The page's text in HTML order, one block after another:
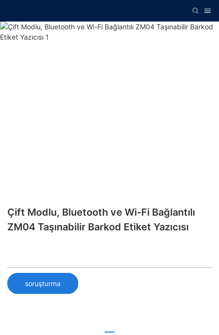
Çift Modlu, Bluetooth ve Wi-Fi Bağlantılı
ZM04 Taşınabilir Barkod Etiket Yazıcısı
soruşturma